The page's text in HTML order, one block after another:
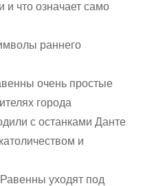
и что означает само
раннего
очень простые
города
с останками Данте
и
уходят под